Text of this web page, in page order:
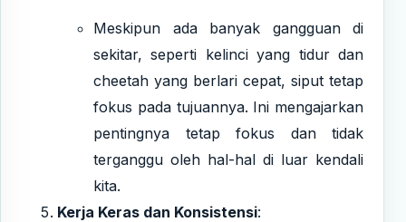
Meskipun ada banyak gangguan di
sekitar, seperti kelinci yang tidur dan
cheetah yang berlari cepat, siput tetap
fokus pada tujuannya. Ini mengajarkan
pentingnya tetap fokus dan tidak
terganggu oleh hal-hal di luar kendali
kita.
Kerja Keras dan Konsistensi: